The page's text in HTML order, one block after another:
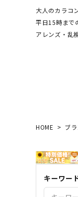
大人のカラコ
平日15時まで
アレンズ・乱
ディフ
エバー
3CE
乱視カ
HOME ブ
キーワー